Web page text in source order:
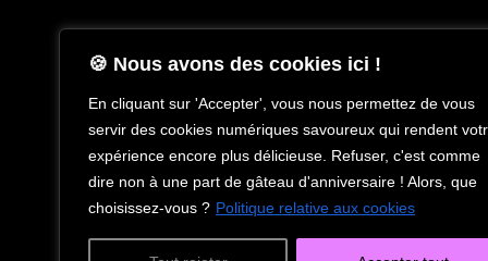
🍪 Nous avons des cookies ici !​
En cliquant sur 'Accepter', vous nous permettez de vous
servir des cookies numériques savoureux qui rendent
expérience encore plus délicieuse. Refuser, c'est comme
dire non à une part de gâteau d'anniversaire ! Alors, que
choisissez-vous ? Politique relative aux cookies